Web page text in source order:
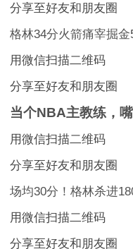
分享至好友和朋友圈
格林34分火箭痛宰掘
用微信扫描二维码
分享至好友和朋友圈
当个NBA主教练，
用微信扫描二维码
分享至好友和朋友圈
场均30分！格林杀进
用微信扫描二维码
分享至好友和朋友圈